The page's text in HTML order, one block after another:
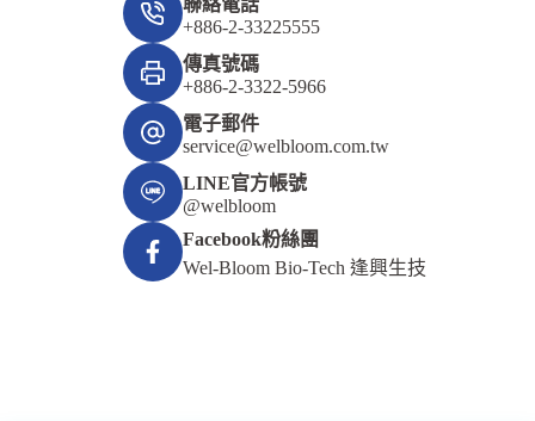
+886-2-33225555
傳真號碼
+886-2-3322-5966
電子郵件
service@welbloom.com.tw
LINE官方帳號
@welbloom
Facebook粉絲團
Wel-Bloom Bio-Tech 逢興生技